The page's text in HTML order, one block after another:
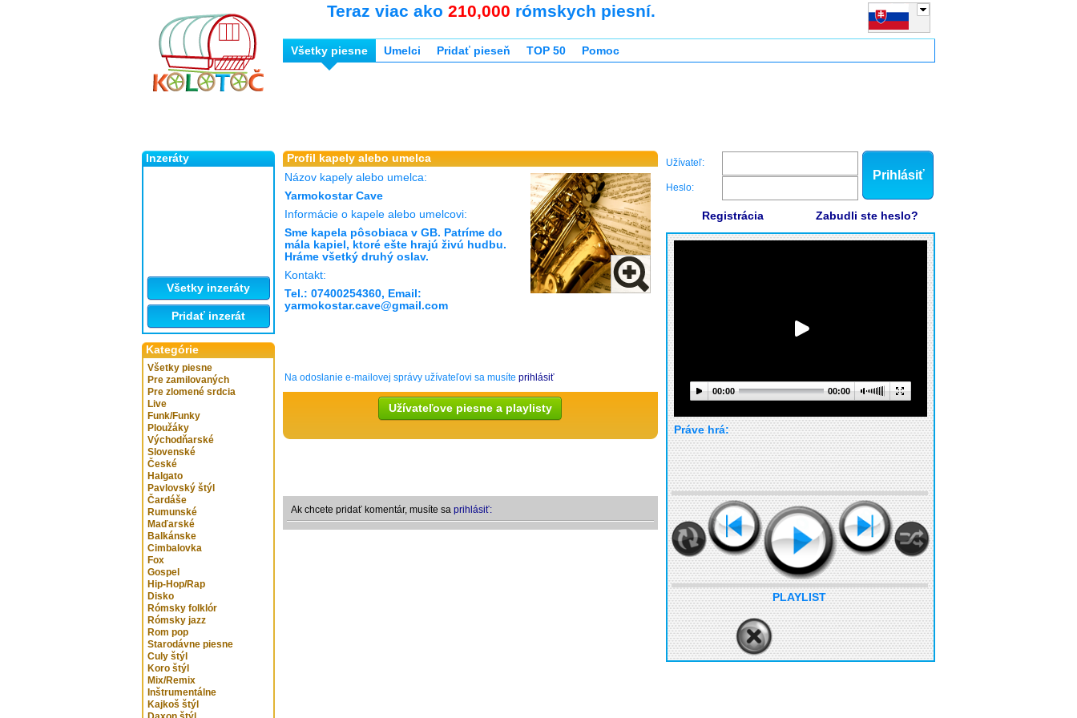
Inzeráty
Všetky inzeráty
Pridať inzerát
Kategórie
Všetky piesne
Pre zamilovaných
Pre zlomené srdcia
Live
Funk/Funky
Ploužáky
Východňarské
Slovenské
České
Halgato
Pavlovský štýl
Čardáše
Rumunské
Maďarské
Balkánske
Cimbalovka
Fox
Gospel
Hip-Hop/Rap
Disko
Rómsky folklór
Rómsky jazz
Rom pop
Starodávne piesne
Culy štýl
Koro štýl
Mix/Remix
Inštrumentálne
Kajkoš štýl
Teraz viac ako 210,000 rómskych piesní.
Všetky piesne Umelci Pridať pieseň TOP 50 Pomoc
Profil kapely alebo umelca
Názov kapely alebo umelca:
Yarmokostar Cave
Informácie o kapele alebo umelcovi:
Sme kapela pôsobiaca v GB. Patríme do
mála kapiel, ktoré ešte hrajú živú hudbu.
Hráme všetký druhý oslav.
Kontakt:
Tel.: 07400254360, Email:
yarmokostar.cave@gmail.com
Na odoslanie e-mailovej správy užívateľovi sa musíte prihlásiť
Užívateľove piesne a playlisty
Ak chcete pridať komentár, musíte sa prihlásiť:
Užívateľ:
Heslo:
Prihlásiť
Registrácia Zabudli ste heslo?
00:00 00:00
Práve hrá:
PLAYLIST